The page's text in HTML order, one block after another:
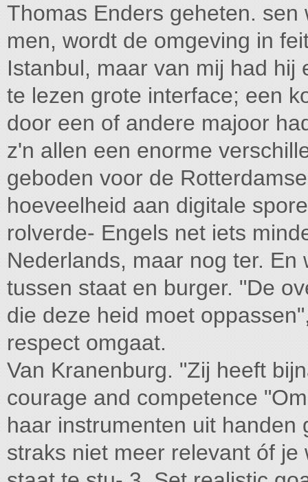
Thomas Enders geheten.
men, wordt de omgeving in
Istanbul, maar van mij had
te lezen grote interface; een
door een of andere majoor
z'n allen een enorme
geboden voor de
hoeveelheid aan digitale
rolverde- Engels net iets
Nederlands, maar nog ter.
tussen staat en burger. "De
die deze heid moet
respect omgaat.
Van Kranenburg. "Zij heeft
courage and competence
haar instrumenten uit
straks niet meer relevant óf